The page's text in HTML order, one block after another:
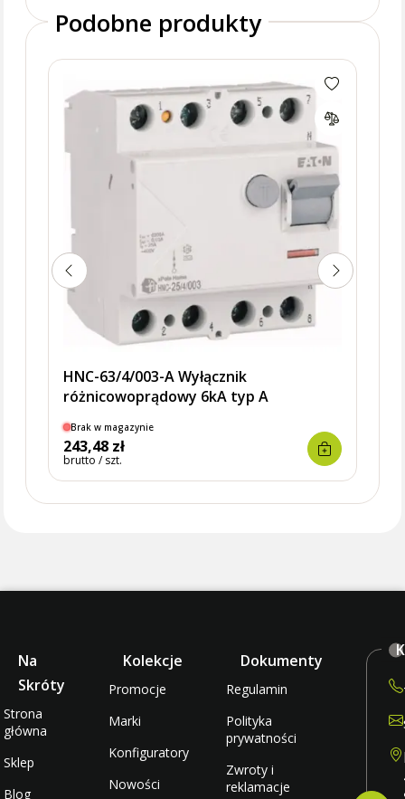
Podobne produkty
HNC-63/4/003-A Wyłącznik
różnicowoprądowy 6kA typ A
Brak w magazynie
243,48 zł
brutto / szt.
Na
Skróty
Strona
główna
Sklep
Blog
Kolekcje
Promocje
Marki
Konfiguratory
Nowości
Dokumenty
Regulamin
Polityka
prywatności
Zwroty i
reklamacje